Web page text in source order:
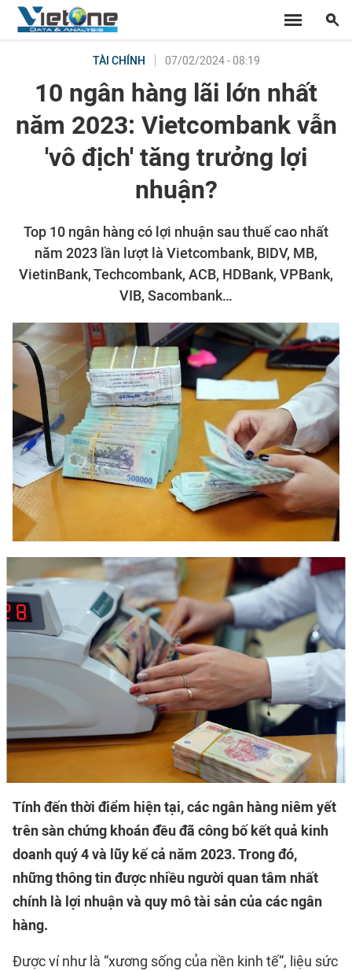
TÀI CHÍNH 07/02/2024 - 08:19
10 ngân hàng lãi lớn nhất
năm 2023: Vietcombank vẫn
'vô địch' tăng trưởng lợi
nhuận?
Top 10 ngân hàng có lợi nhuận sau thuế cao nhất
năm 2023 lần lượt là Vietcombank, BIDV, MB,
VietinBank, Techcombank, ACB, HDBank, VPBank,
VIB, Sacombank…
Tính đến thời điểm hiện tại, các ngân hàng niêm yết
trên sàn chứng khoán đều đã công bố kết quả kinh
doanh quý 4 và lũy kế cả năm 2023. Trong đó,
những thông tin được nhiều người quan tâm nhất
chính là lợi nhuận và quy mô tài sản của các ngân
hàng.
Được ví như là “xương sống của nền kinh tế”, liệu sức